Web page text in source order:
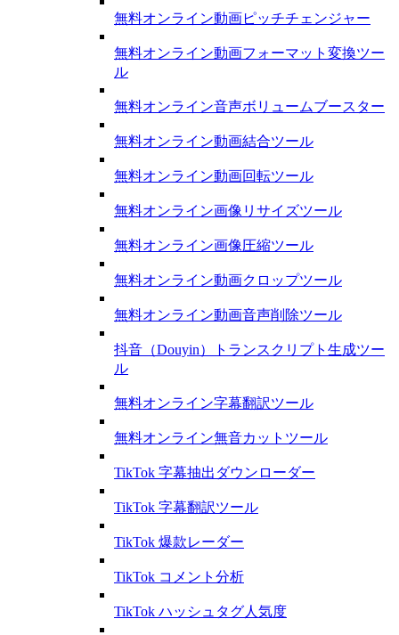
無料オンライン動画ピッチチェンジャー
無料オンライン動画フォーマット変換ツー
ル
無料オンライン音声ボリュームブースター
無料オンライン動画結合ツール
無料オンライン動画回転ツール
無料オンライン画像リサイズツール
無料オンライン画像圧縮ツール
無料オンライン動画クロップツール
無料オンライン動画音声削除ツール
抖音（Douyin）トランスクリプト生成ツー
ル
無料オンライン字幕翻訳ツール
無料オンライン無音カットツール
TikTok 字幕抽出ダウンローダー
TikTok 字幕翻訳ツール
TikTok 爆款レーダー
TikTok コメント分析
TikTok ハッシュタグ人気度